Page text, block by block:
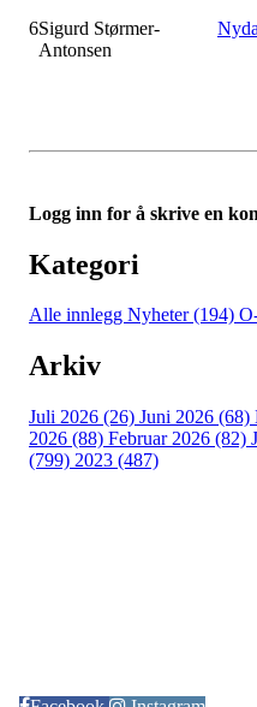
6Sigurd Størmer-
Antonsen
Logg inn for å skrive en
Kategori
Alle innlegg Nyheter (194)
Arkiv
Juli 2026 (26) Juni 2026 (68)
2026 (88) Februar 2026 (82)
(799) 2023 (487)